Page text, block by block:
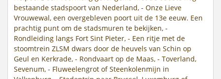
bestaande stadspoort van Nederland, - Onze Lieve
Vrouwewal, een overgebleven poort uit de 13e eeuw. Een
prachtig punt om de stadsmuren te bekijken, -
Rondleiding langs Fort Sint Pieter, - Een ritje met de
stoomtrein ZLSM dwars door de heuvels van Schin op
Geul en Kerkrade, - Rondvaart op de Maas, - Toverland,
Sevenum, - Fluweelengrot of Steenkolenmijn in